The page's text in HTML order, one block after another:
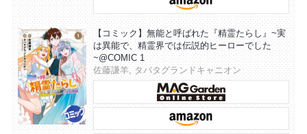
【コミック】無能と呼ばれた『精霊たらし』~実
は異能で、精霊界では伝説的ヒーローでした
~@COMIC 1
佐藤謙羊, タバタグランドキャニオン